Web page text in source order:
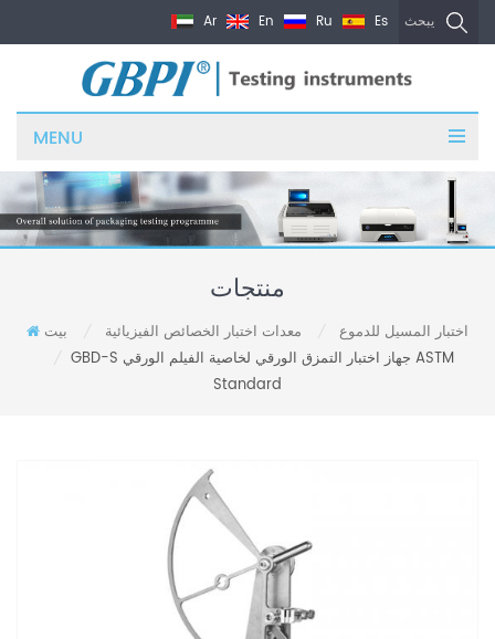
يبحث Ar En Ru Es
MENU
منتجات
بيت معدات اختبار الخصائص الفيزيائية اختبار المسيل للدموع
GBD-S جهاز اختبار التمزق الورقي لخاصية الفيلم الورقي ASTM
Standard